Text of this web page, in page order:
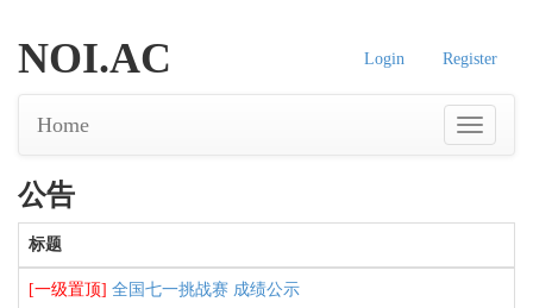
Login Register
NOI.AC
Home
公告
标题
[一级置顶] 全国七一挑战赛 成绩公示